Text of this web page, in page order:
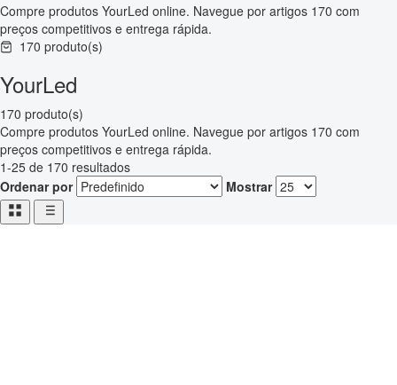
Compre produtos YourLed online. Navegue por artigos 170 com
preços competitivos e entrega rápida.
170 produto(s)
YourLed
170 produto(s)
Compre produtos YourLed online. Navegue por artigos 170 com
preços competitivos e entrega rápida.
1-25 de 170 resultados
Ordenar por
Mostrar